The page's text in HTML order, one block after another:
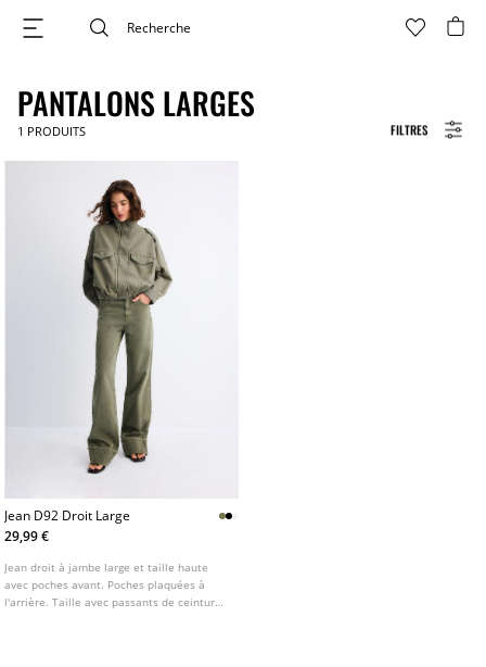
FILTRES
PANTALONS LARGES
1 PRODUITS
Jean D92 Droit Large
29,99 €
Jean droit à jambe large et taille haute
avec poches avant. Poches plaquées à
l'arrière. Taille avec passants de ceinture.